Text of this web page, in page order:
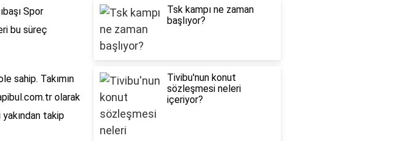
Spor
bu süreç
sahip. Takımın
olarak
takip
Tsk kampı ne zaman
başlıyor?
Tivibu'nun konut
sözleşmesi neleri
içeriyor?